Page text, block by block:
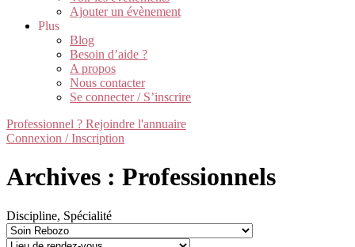
Ajouter un évènement
Plus
Blog
Besoin d’aide ?
A propos
Nous contacter
Se connecter / S’inscrire
Professionnel ? Rejoindre l'annuaire
Connexion / Inscription
Archives : Professionnels
Discipline, Spécialité